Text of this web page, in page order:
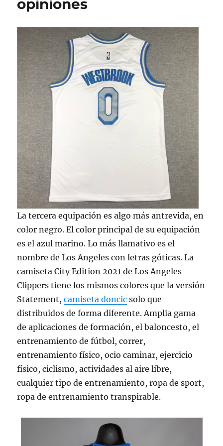
opiniones
La tercera equipación es algo más antrevida, en
color negro. El color principal de su equipación
es el azul marino. Lo más llamativo es el
nombre de Los Angeles con letras góticas. La
camiseta City Edition 2021 de Los Angeles
Clippers tiene los mismos colores que la versión
Statement,camiseta doncic solo que
distribuidos de forma diferente. Amplia gama
de aplicaciones de formación, el baloncesto, el
entrenamiento de fútbol, correr,
entrenamiento físico, ocio caminar, ejercicio
físico, ciclismo, actividades al aire libre,
cualquier tipo de entrenamiento, ropa de sport,
ropa de entrenamiento transpirable.